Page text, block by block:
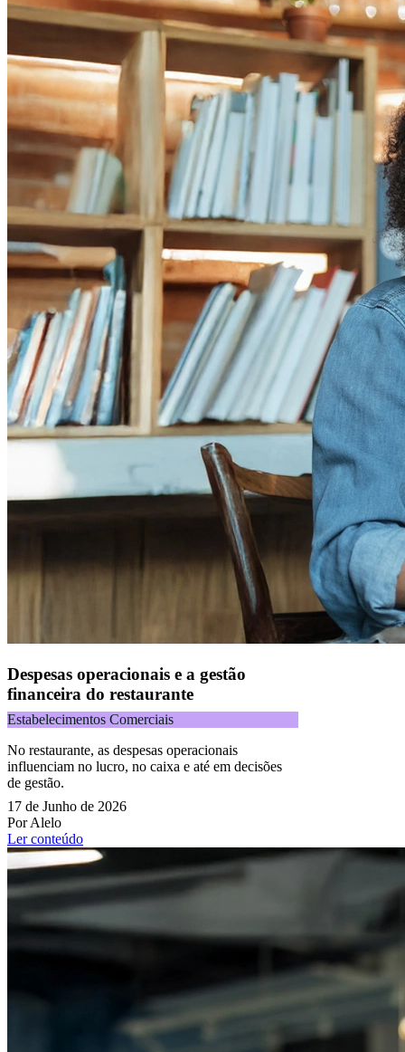
Despesas operacionais e a gestão
financeira do restaurante
Estabelecimentos Comerciais
No restaurante, as despesas operacionais
influenciam no lucro, no caixa e até em decisões
de gestão.
17 de Junho de 2026
Por Alelo
Ler conteúdo